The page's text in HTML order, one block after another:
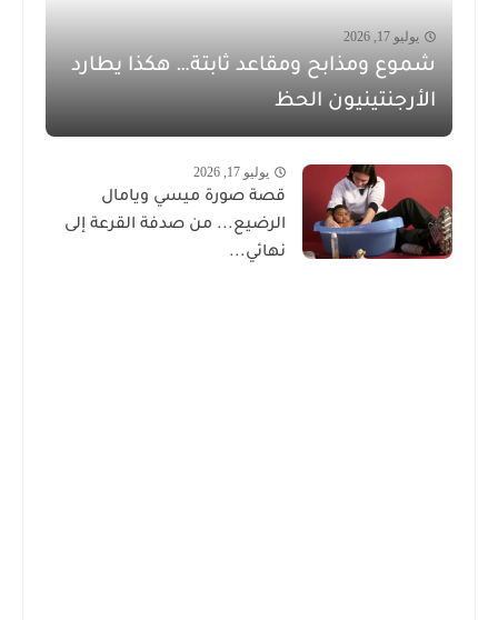
يوليو 17, 2026
شموع ومذابح ومقاعد ثابتة… هكذا يطارد
الأرجنتينيون الحظ
يوليو 17, 2026
قصة صورة ميسي ويامال
الرضيع... من صدفة القرعة إلى
نهائي...